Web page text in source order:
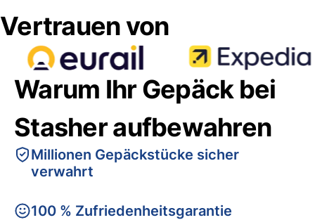
Vertrauen von
Warum Ihr Gepäck bei
Stasher aufbewahren
Millionen Gepäckstücke sicher
verwahrt
100 % Zufriedenheitsgarantie